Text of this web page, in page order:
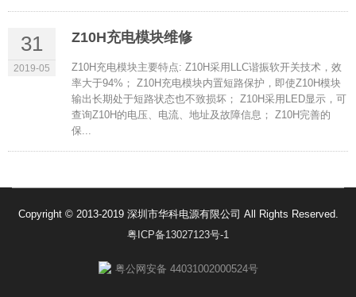
31
2019-05
Z10H充电模块维修
Z10H充电模块主要特点: Z10H采用LLC谐振软开关技术，效
率大于94%； Z10H充电模块内置短路保护，即使Z10H模块
输出长期处于短路状态也不致损坏； Z10H采用LED显示，可
查询Z10H的电压、电流、地址及故障信息； Z10H完善的
保...
Copyright © 2013-2019 深圳市华科电源有限公司 All Rights Reserved.
粤ICP备13027123号-1
粤公网安备 44031002000524号